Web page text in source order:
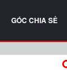
GÓC CHIA SẺ